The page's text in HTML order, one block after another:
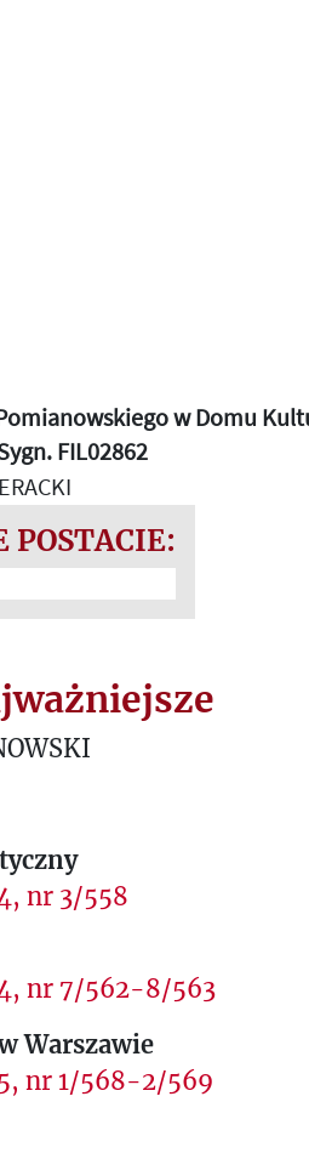
w Domu
FIL02862
POSTACIE:
nr 3/558
nr 7/562-8/563
Warszawie
nr 1/568-2/569